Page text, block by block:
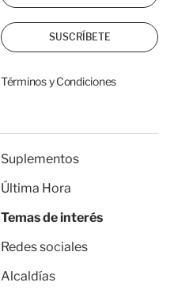
SUSCRÍBETE
Términos y Condiciones
Suplementos
Última Hora
Temas de interés
Redes sociales
Alcaldías